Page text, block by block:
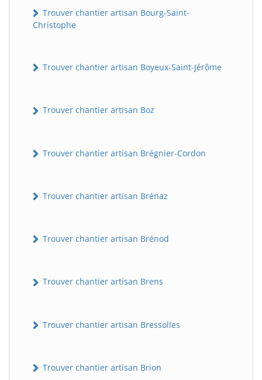
Trouver chantier artisan Bourg-Saint-
Christophe
Trouver chantier artisan Boyeux-Saint-Jérôme
Trouver chantier artisan Boz
Trouver chantier artisan Brégnier-Cordon
Trouver chantier artisan Brénaz
Trouver chantier artisan Brénod
Trouver chantier artisan Brens
Trouver chantier artisan Bressolles
Trouver chantier artisan Brion